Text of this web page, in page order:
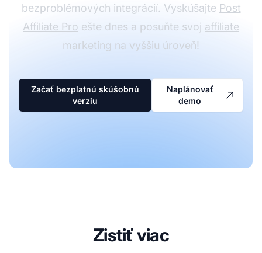
bezproblémových integrácií. Vyskúšajte Post
Affiliate Pro ešte dnes a posuňte svoj affiliate
marketing na vyššiu úroveň!
Začať bezplatnú skúšobnú
verziu
Naplánovať
demo
Zistiť viac